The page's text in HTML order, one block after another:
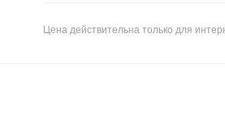
Цена действительна только для